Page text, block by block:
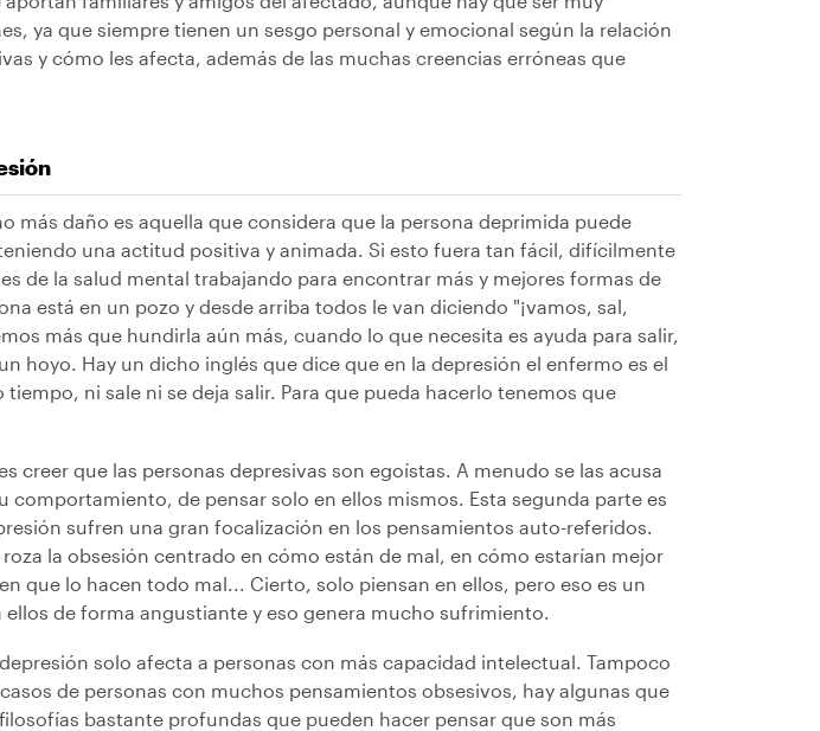
ya que siempre tienen un sesgo personal y emocional según la relación
y cómo les afecta, además de las muchas creencias erróneas que
más daño es aquella que considera que la persona deprimida puede
una actitud positiva y animada. Si esto fuera tan fácil, difícilmente
de la salud mental trabajando para encontrar más y mejores formas de
está en un pozo y desde arriba todos le van diciendo "¡vamos, sal,
más que hundirla aún más, cuando lo que necesita es ayuda para salir,
hoyo. Hay un dicho inglés que dice que en la depresión el enfermo es el
ni sale ni se deja salir. Para que pueda hacerlo tenemos que
creer que las personas depresivas son egoístas. A menudo se las acusa
comportamiento, de pensar solo en ellos mismos. Esta segunda parte es
sufren una gran focalización en los pensamientos auto-referidos.
la obsesión centrado en cómo están de mal, en cómo estarían mejor
que lo hacen todo mal... Cierto, solo piensan en ellos, pero eso es un
de forma angustiante y eso genera mucho sufrimiento.
solo afecta a personas con más capacidad intelectual. Tampoco
de personas con muchos pensamientos obsesivos, hay algunas que
bastante profundas que pueden hacer pensar que son más